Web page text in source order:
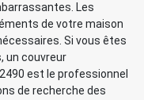
Les
de votre maison
Si vous êtes
un couvreur
est le professionnel
de recherche des